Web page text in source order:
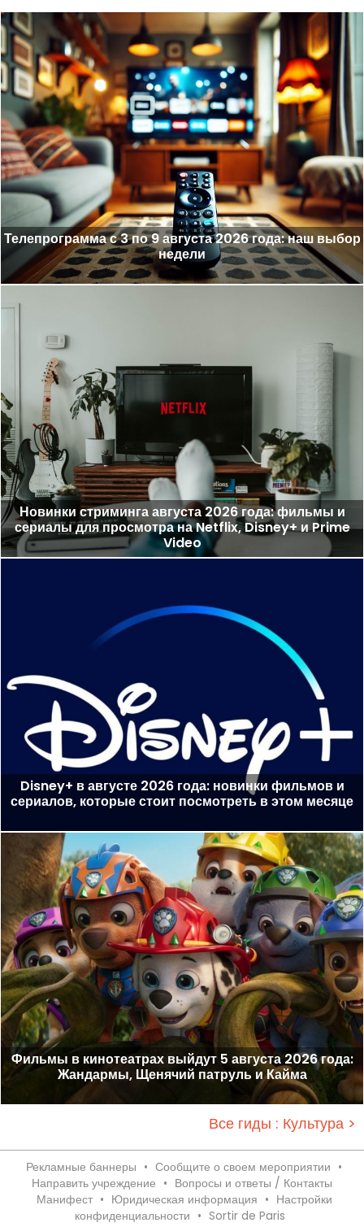
Телепрограмма с 3 по 9 августа 2026 года: наш выбор
недели
Новинки стриминга августа 2026 года: фильмы и
сериалы для просмотра на Netflix, Disney+ и Prime
Video
Disney+ в августе 2026 года: новинки фильмов и
сериалов, которые стоит посмотреть в этом месяце
Фильмы в кинотеатрах выйдут 5 августа 2026 года:
Жандармы, Щенячий патруль и Кайма
Все гиды : Культура >
Рекламные баннеры • Сообщите о своем мероприятии •
Направить учреждение • Вопросы и ответы / Контакты
Манифест • Юридическая информация • Настройки
конфиденциальности • Sortir de Paris